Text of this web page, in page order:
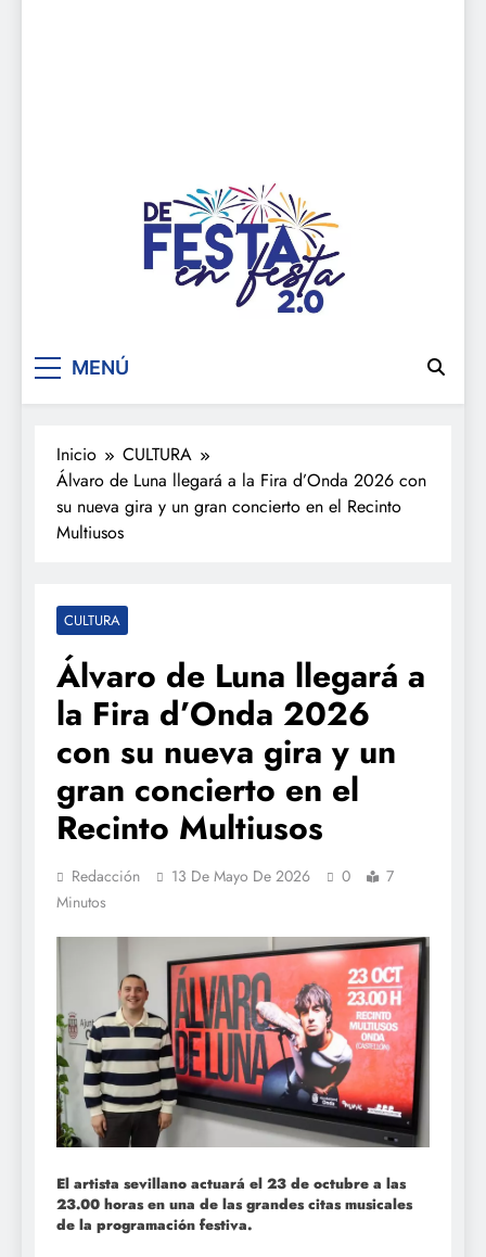
De festa en festa 2.0
MENÚ
Inicio
CULTURA
Álvaro de Luna llegará a la Fira d’Onda 2026 con
su nueva gira y un gran concierto en el Recinto
Multiusos
CULTURA
Álvaro de Luna llegará a
la Fira d’Onda 2026
con su nueva gira y un
gran concierto en el
Recinto Multiusos
Redacción 13 De Mayo De 2026 0
7
Minutos
El artista sevillano actuará el 23 de octubre a las
23.00 horas en una de las grandes citas musicales
de la programación festiva.